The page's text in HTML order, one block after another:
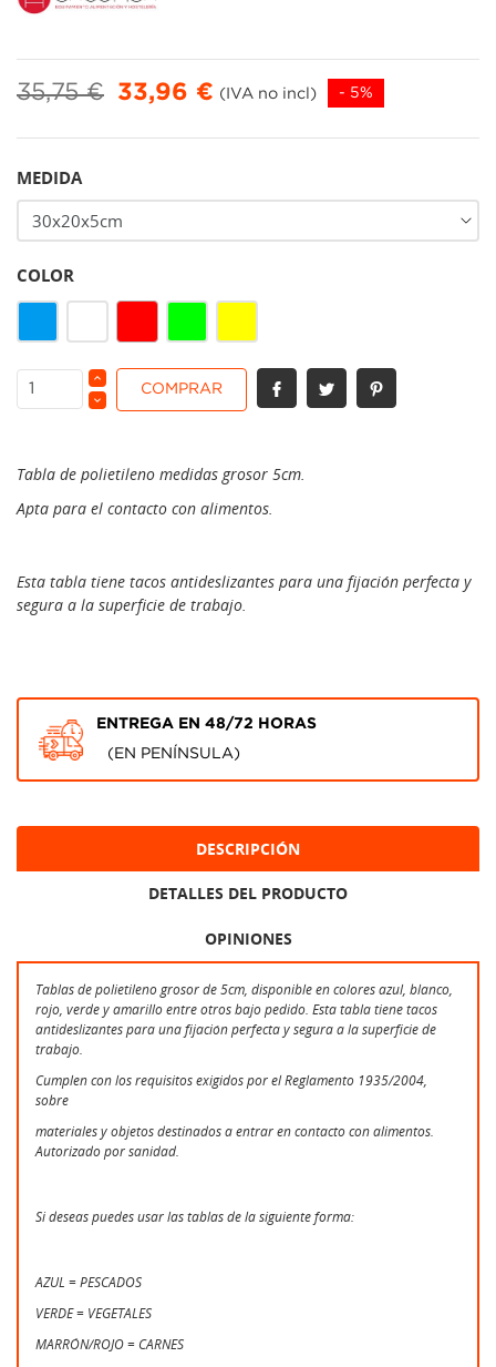
35,75 € 33,96 € (IVA no incl) - 5%
MEDIDA
COLOR
COMPRAR
Tabla de polietileno medidas grosor 5cm.
Apta para el contacto con alimentos.
Esta tabla tiene tacos antideslizantes para una fijación perfecta y
segura a la superficie de trabajo.
ENTREGA EN 48/72 HORAS
(EN PENÍNSULA)
DESCRIPCIÓN
DETALLES DEL PRODUCTO
OPINIONES
Tablas de polietileno grosor de 5cm, disponible en colores azul, blanco,
rojo, verde y amarillo entre otros bajo pedido. Esta tabla tiene tacos
antideslizantes para una fijación perfecta y segura a la superficie de
trabajo.
Cumplen con los requisitos exigidos por el Reglamento 1935/2004,
sobre
materiales y objetos destinados a entrar en contacto con alimentos.
Autorizado por sanidad.
Si deseas puedes usar las tablas de la siguiente forma:
AZUL = PESCADOS
VERDE = VEGETALES
MARRÓN/ROJO = CARNES